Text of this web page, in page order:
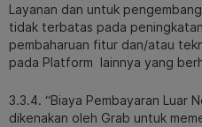
Layanan dan untuk
tidak terbatas pada peningkatan
pembaharuan fitur dan/atau
pada Platform lainnya yang
3.3.4. “Biaya Pembayaran Luar
dikenakan oleh Grab untuk